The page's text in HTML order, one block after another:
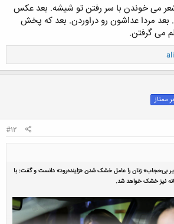
به گفته او حزب‌الله به خاطر بی‌اعتنایی به
انتقاد کرد و گفت: "چرا شما نسبت به راننده زن
اگر می‌ترسید حزب‌ا‌لله نیستید."
خطاب به شرکت مخابرات گفت: "اگر
می خوندن با سر رفتن تو شیشه. بعد عکس
مردا عداشون رو دراوردن. بعد که پخش
می گرفتن.
ممتاز
#12
بی‌حجاب» زنان را عامل خشک شدن «زاینده‌رود» دانست و گفت: با
نیز خشک خواهد شد.